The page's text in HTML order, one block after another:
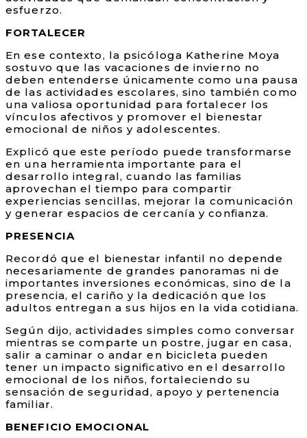
esfuerzo.
FORTALECER
En ese contexto, la psicóloga Katherine Moya
sostuvo que las vacaciones de invierno no
deben entenderse únicamente como una pausa
de las actividades escolares, sino también como
una valiosa oportunidad para fortalecer los
vínculos afectivos y promover el bienestar
emocional de niños y adolescentes.
Explicó que este período puede transformarse
en una herramienta importante para el
desarrollo integral, cuando las familias
aprovechan el tiempo para compartir
experiencias sencillas, mejorar la comunicación
y generar espacios de cercanía y confianza.
PRESENCIA
Recordó que el bienestar infantil no depende
necesariamente de grandes panoramas ni de
importantes inversiones económicas, sino de la
presencia, el cariño y la dedicación que los
adultos entregan a sus hijos en la vida cotidiana.
Según dijo, actividades simples como conversar
mientras se comparte un postre, jugar en casa,
salir a caminar o andar en bicicleta pueden
tener un impacto significativo en el desarrollo
emocional de los niños, fortaleciendo su
sensación de seguridad, apoyo y pertenencia
familiar.
BENEFICIO EMOCIONAL